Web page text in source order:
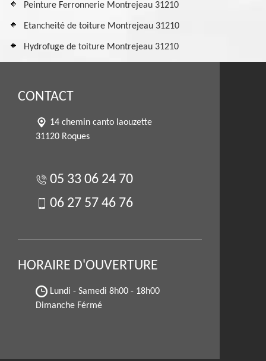
Peinture Ferronnerie Montrejeau 31210
Etancheité de toiture Montrejeau 31210
Hydrofuge de toiture Montrejeau 31210
CONTACT
14 chemin canto laouzette
31120 Roques
05 33 06 24 70
06 27 57 46 76
HORAIRE D'OUVERTURE
Lundi - Samedi 8h00 - 18h00
Dimanche Férmé